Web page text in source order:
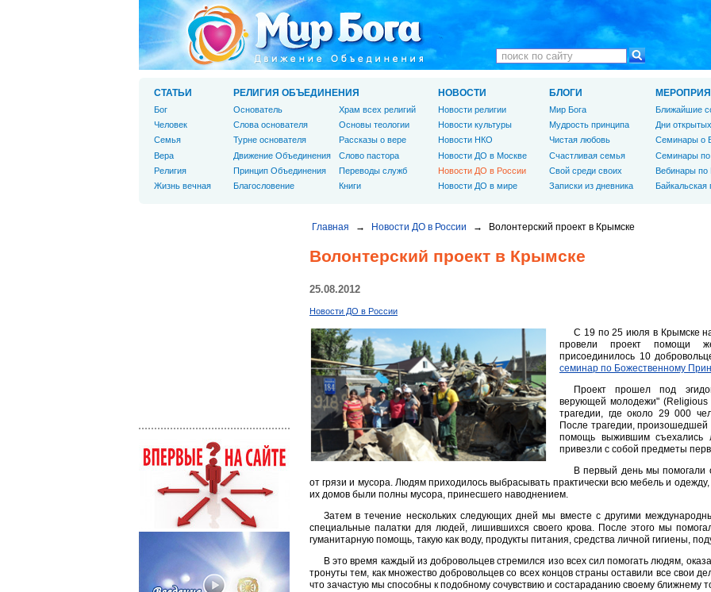
Главная → Новости ДО в России → Волонтерский проект в Крымске
Волонтерский проект в Крымске
25.08.2012
Новости ДО в России
С 19 по 25 июля в Крымске
провели проект помощи
присоединилось 10
семинар по Божественному
Проект прошел под
верующей молодежи" (Religious
трагедии, где около 29 000
После трагедии, произошедшей
помощь выжившим съехались
привезли с собой предметы
В первый день мы помогали
от грязи и мусора. Людям приходилось выбрасывать практически всю мебель и
их домов были полны мусора, принесшего наводнением.
Затем в течение нескольких следующих дней мы вместе с другими
специальные палатки для людей, лишившихся своего крова. После этого мы
гуманитарную помощь, такую как воду, продукты питания, средства личной гигиены,
В это время каждый из добровольцев стремился изо всех сил помогать людям,
тронуты тем, как множество добровольцев со всех концов страны оставили все свои
что зачастую мы способны к подобному сочувствию и состараданию своему ближнему
СТАТЬИ
Бог
Человек
Cемья
Вера
Религия
Жизнь вечная
РЕЛИГИЯ ОБЪЕДИНЕНИЯ
Основатель
Слова основателя
Турне основателя
Движение Объединения
Принцип Объединения
Благословение
Храм всех религий
Основы теологии
Рассказы о вере
Слово пастора
Переводы служб
Книги
НОВОСТИ
Новости религии
Новости культуры
Новости НКО
Новости ДО в Москве
Новости ДО в России
Новости ДО в мире
БЛОГИ
Мир Бога
Мудрость принципа
Чистая любовь
Счастливая семья
Свой среди своих
Записки из дневника
Ближайшие
Дни
Семинары о
Семинары
Вебинары по
Байкальская